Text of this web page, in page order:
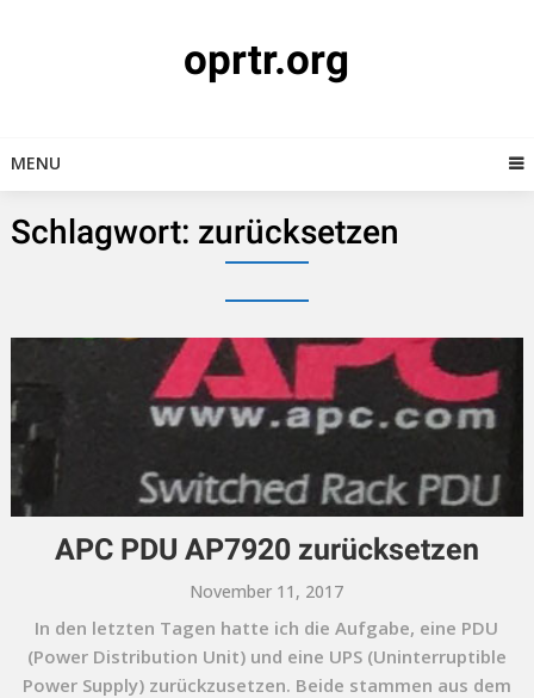
oprtr.org
MENU
Schlagwort: zurücksetzen
APC PDU AP7920 zurücksetzen
November 11, 2017
In den letzten Tagen hatte ich die Aufgabe, eine PDU
(Power Distribution Unit) und eine UPS (Uninterruptible
Power Supply) zurückzusetzen. Beide stammen aus dem